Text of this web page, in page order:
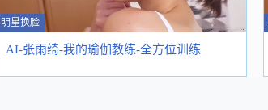
明星换脸
AI-张雨绮-我的瑜伽教练-全方位训练